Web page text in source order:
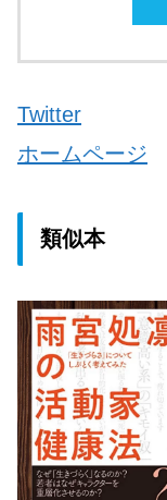
Twitter
ホームページ
類似本